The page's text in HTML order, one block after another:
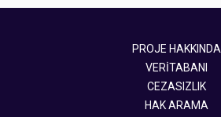
PROJE HAKKINDA
VERİTABANI
CEZASIZLIK
HAK ARAMA